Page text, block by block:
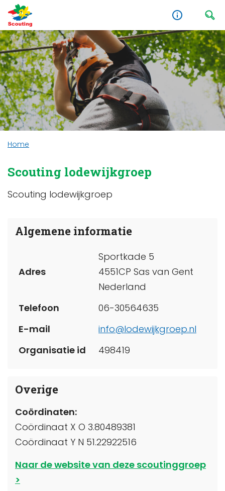
Home
Scouting lodewijkgroep
Scouting lodewijkgroep
Algemene informatie
Adres
Sportkade 5
4551CP Sas van Gent
Nederland
Telefoon
06-30564635
E-mail
info@lodewijkgroep.nl
Organisatie id
498419
Overige
Coördinaten:
Coördinaat X O 3.80489381
Coördinaat Y N 51.22922516
Naar de website van deze scoutinggroep